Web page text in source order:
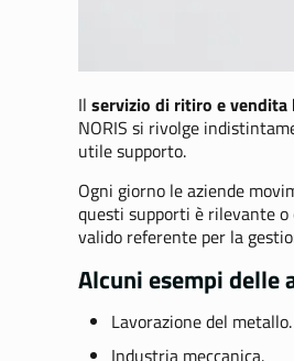
Ilservizio di ritiro e vendita
NORIS si rivolge
utile supporto.
Ogni giorno le aziende
questi supporti è rilevante
valido referente per la
Alcuni esempi delle
Lavorazione del metallo.
Industria meccanica.